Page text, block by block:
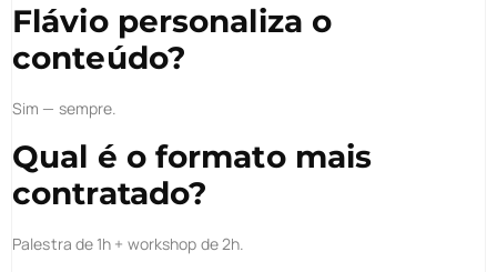
Flávio personaliza o
conteúdo?
Sim — sempre.
Qual é o formato mais
contratado?
Palestra de 1h + workshop de 2h.